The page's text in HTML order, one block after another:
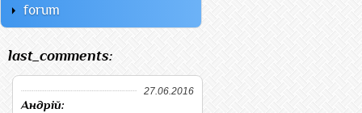
forum
last_comments:
27.06.2016
Андрій: